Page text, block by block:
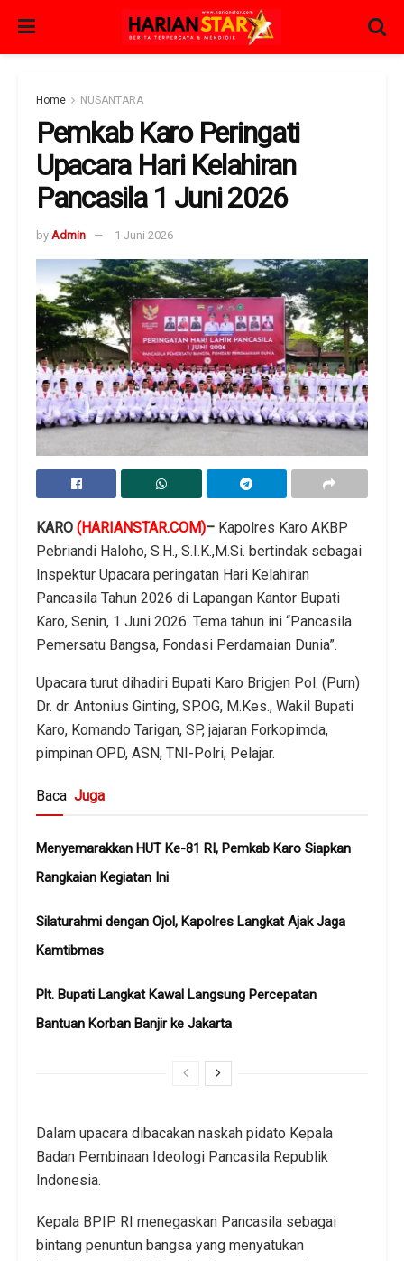
Home NUSANTARA
Pemkab Karo Peringati
Upacara Hari Kelahiran
Pancasila 1 Juni 2026
by Admin 1 Juni 2026
KARO (HARIANSTAR.COM)– Kapolres Karo AKBP
Pebriandi Haloho, S.H., S.I.K.,M.Si. bertindak sebagai
Inspektur Upacara peringatan Hari Kelahiran
Pancasila Tahun 2026 di Lapangan Kantor Bupati
Karo, Senin, 1 Juni 2026. Tema tahun ini “Pancasila
Pemersatu Bangsa, Fondasi Perdamaian Dunia”.
Upacara turut dihadiri Bupati Karo Brigjen Pol. (Purn)
Dr. dr. Antonius Ginting, SP.OG, M.Kes., Wakil Bupati
Karo, Komando Tarigan, SP, jajaran Forkopimda,
pimpinan OPD, ASN, TNI-Polri, Pelajar.
Baca Juga
Menyemarakkan HUT Ke-81 RI, Pemkab Karo Siapkan
Rangkaian Kegiatan Ini
Silaturahmi dengan Ojol, Kapolres Langkat Ajak Jaga
Kamtibmas
Plt. Bupati Langkat Kawal Langsung Percepatan
Bantuan Korban Banjir ke Jakarta
Dalam upacara dibacakan naskah pidato Kepala
Badan Pembinaan Ideologi Pancasila Republik
Indonesia.
Kepala BPIP RI menegaskan Pancasila sebagai
bintang penuntun bangsa yang menyatukan